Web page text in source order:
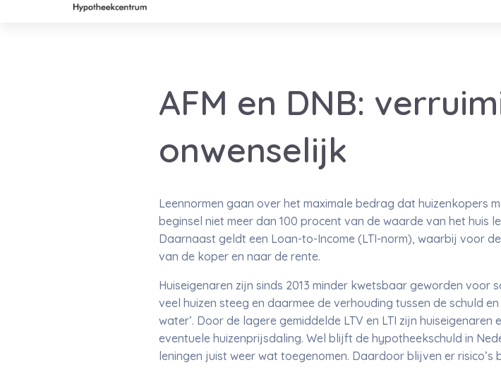
AFM en DNB:
onwenselijk
Leennormen gaan over het maximale bedrag dat huizenkopers
beginsel niet meer dan 100 procent van de waarde van het huis
Daarnaast geldt een Loan-to-Income (LTI-norm), waarbij voor
van de koper en naar de rente.
Huiseigenaren zijn sinds 2013 minder kwetsbaar geworden voor
veel huizen steeg en daarmee de verhouding tussen de schuld
water’. Door de lagere gemiddelde LTV en LTI zijn
eventuele huizenprijsdaling. Wel blijft de hypotheekschuld in
leningen juist weer wat toegenomen. Daardoor blijven er